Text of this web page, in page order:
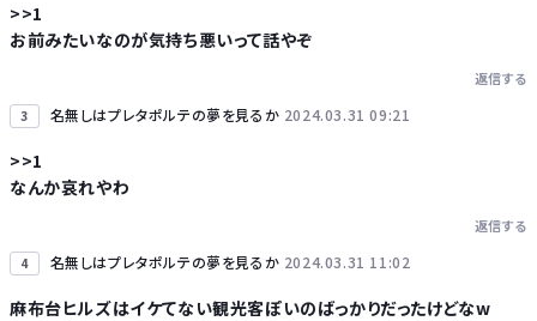
>>1
お前みたいなのが気持ち悪いって話やぞ
返信する
3 名無しはプレタポルテの夢を見るか 2024.03.31 09:21
>>1
なんか哀れやわ
返信する
4 名無しはプレタポルテの夢を見るか 2024.03.31 11:02
麻布台ヒルズはイケてない観光客ぽいのばっかりだったけどなw